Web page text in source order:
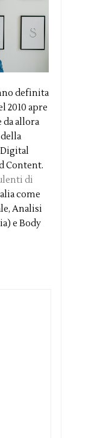
definita
2010 apre
allora
Content.
di
come
Analisi
e Body